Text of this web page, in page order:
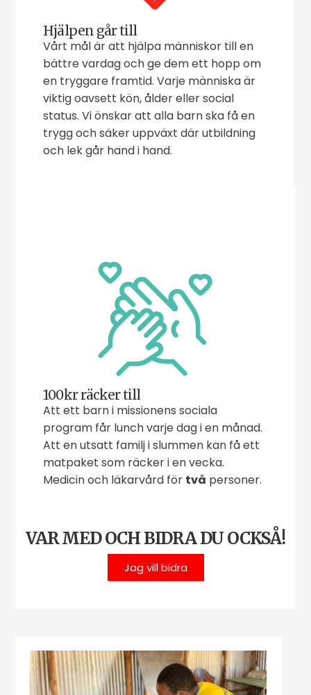
Hjälpen går till
Vårt mål är att hjälpa människor till en
bättre vardag och ge dem ett hopp om
en tryggare framtid. Varje människa är
viktig oavsett kön, ålder eller social
status. Vi önskar att alla barn ska få en
trygg och säker uppväxt där utbildning
och lek går hand i hand.
100kr räcker till
Att ett barn i missionens sociala
program får lunch varje dag i en månad.
Att en utsatt familj i slummen kan få ett
matpaket som räcker i en vecka.
Medicin och läkarvård för två personer.
VAR MED OCH BIDRA DU OCKSÅ!
Jag vill bidra